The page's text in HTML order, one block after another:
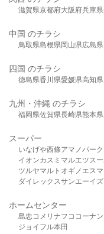
滋賀県京都府大阪府兵庫県
中国 のチラシ
鳥取県島根県岡山県広島県
四国 のチラシ
徳島県香川県愛媛県高知県
九州・沖縄 のチラシ
福岡県佐賀県長崎県熊本県
スーパー
いなげや西條アマノパー
イオンカスミ マルエツス
ツルヤマルト オギノ エス
ダイレックスサンエーイ
ホームセンター
島忠 コメリ ナフコ コーナン
ジョイフル本田